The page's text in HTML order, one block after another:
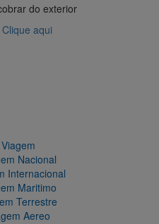
do exterior
Clique aqui
Nacional
Internacional
Maritimo
Terrestre
Aereo